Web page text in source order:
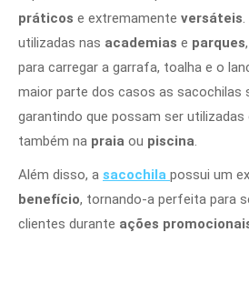
práticos e extremamente versáteis
utilizadas nas academias e parques
para carregar a garrafa, toalha e o
maior parte dos casos as sacochilas
garantindo que possam ser utilizadas
também na praia ou piscina.
Além disso, a sacochila possui um
benefício, tornando-a perfeita para
clientes durante ações